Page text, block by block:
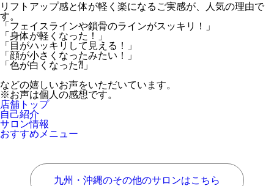
リフトアップ感と体が軽く楽になるご実感が、人気の理由で
す。
「フェイスラインや鎖骨のラインがスッキリ！」
「身体が軽くなった！」
「目がハッキリして見える！」
「顔が小さくなったみたい！」
「色が白くなった⁈」
などの嬉しいお声をいただいています。
※お声は個人の感想です。
店舗トップ
自己紹介
サロン情報
おすすめメニュー
九州・沖縄のその他のサロンはこちら